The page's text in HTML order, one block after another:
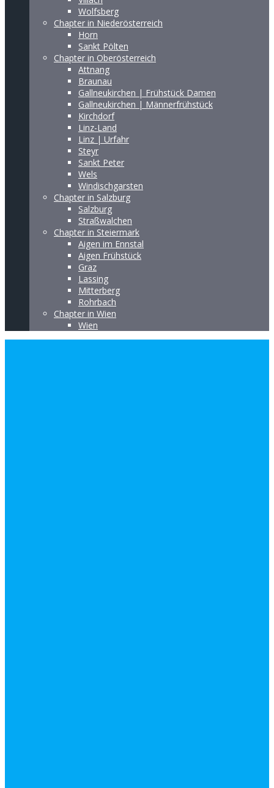
Wolfsberg
Chapter in Niederösterreich
Horn
Sankt Pölten
Chapter in Oberösterreich
Attnang
Braunau
Gallneukirchen | Frühstück Damen
Gallneukirchen | Männerfrühstück
Kirchdorf
Linz-Land
Linz | Urfahr
Steyr
Sankt Peter
Wels
Windischgarsten
Chapter in Salzburg
Salzburg
Straßwalchen
Chapter in Steiermark
Aigen im Ennstal
Aigen Frühstück
Graz
Lassing
Mitterberg
Rohrbach
Chapter in Wien
Wien